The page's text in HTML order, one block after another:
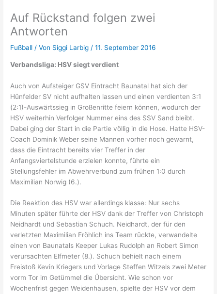
Auf Rückstand folgen zwei
Antworten
Fußball / Von Siggi Larbig /11. September 2016
Verbandsliga: HSV siegt verdient
Auch von Aufsteiger GSV Eintracht Baunatal hat sich der
Hünfelder SV nicht aufhalten lassen und einen verdienten 3:1
(2:1)-Auswärtssieg in Großenritte feiern können, wodurch der
HSV weiterhin Verfolger Nummer eins des SSV Sand bleibt.
Dabei ging der Start in die Partie völlig in die Hose. Hatte HSV-
Coach Dominik Weber seine Mannen vorher noch gewarnt,
dass die Eintracht bereits vier Treffer in der
Anfangsviertelstunde erzielen konnte, führte ein
Stellungsfehler im Abwehrverbund zum frühen 1:0 durch
Maximilian Norwig (6.).
Die Reaktion des HSV war allerdings klasse: Nur sechs
Minuten später führte der HSV dank der Treffer von Christoph
Neidhardt und Sebastian Schuch. Neidhardt, der für den
verletzten Maximilian Fröhlich ins Team rückte, verwandelte
einen von Baunatals Keeper Lukas Rudolph an Robert Simon
verursachten Elfmeter (8.). Schuch behielt nach einem
Freistoß Kevin Kriegers und Vorlage Steffen Witzels zwei Meter
vorm Tor im Getümmel die Übersicht. Wie schon vor
Wochenfrist gegen Weidenhausen, spielte der HSV vor dem